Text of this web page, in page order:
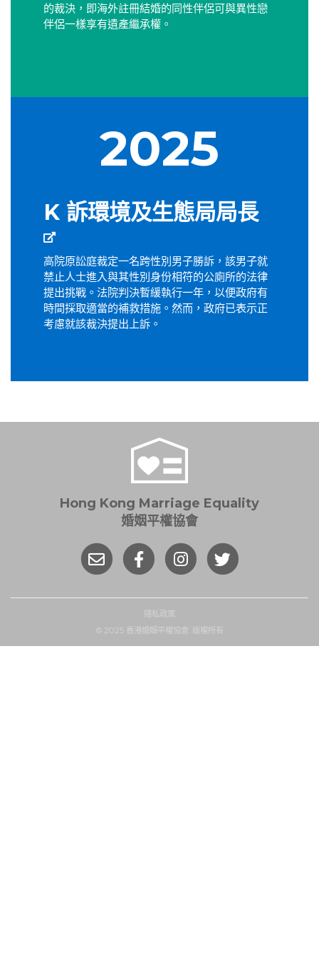
的裁決，即海外註冊結婚的同性伴侶可與異性戀
伴侶一樣享有遺產繼承權。
2025
K 訴環境及生態局局長
高院原訟庭裁定一名跨性別男子勝訴，該男子就
禁止人士進入與其性別身份相符的公廁所的法律
提出挑戰。法院判決暫緩執行一年，以便政府有
時間採取適當的補救措施。然而，政府已表示正
考慮就該裁決提出上訴。
Hong Kong Marriage Equality
婚姻平權協會
隱私政策
© 2025 香港婚姻平權協會. 版權所有